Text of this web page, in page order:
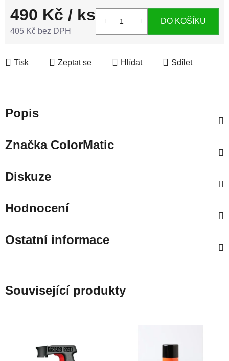
490 Kč / ks
405 Kč bez DPH
DO KOŠÍKU
Tisk Zeptat se Hlídat Sdílet
Popis
ZnačkaColorMatic
Diskuze
Hodnocení
Ostatní informace
Související produkty